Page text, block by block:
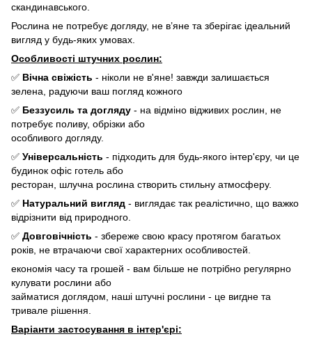
скандинавського.
Рослина не потребує догляду, не в’яне та зберігає ідеальний
вигляд у будь-яких умовах.
Особливості штучних рослин:
✅ Вічна свіжість - ніколи не в'яне! завжди залишається
зелена, радуючи ваш погляд кожного
✅ Беззусиль та догляду - на відміно відживих рослин, не
потребує поливу, обрізки або
особливого догляду.
✅ Універсальність - підходить для будь-якого інтер'єру, чи це
будинок офіс готель або
ресторан, шлучна рослина створить стильну атмосферу.
✅ Натуральний вигляд - виглядає так реалістично, що важко
відрізнити від природного.
✅ Довговічність - збереже свою красу протягом багатьох
років, не втрачаючи свої характерних особливостей.
економія часу та грошей - вам більше не потрібно регулярно
кулувати рослини або
займатися доглядом, наші штучні рослини - це вигдне та
тривале рішення.
Варіанти застосування в інтер'єрі: